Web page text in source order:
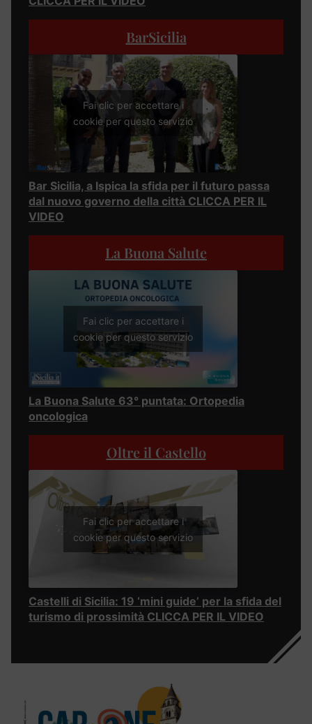
BarSicilia
Fai clic per accettare i
cookie per questo servizio
Bar Sicilia, a Ispica la sfida per il futuro passa
dal nuovo governo della città CLICCA PER IL
VIDEO
La Buona Salute
Fai clic per accettare i
cookie per questo servizio
La Buona Salute 63° puntata: Ortopedia
oncologica
Oltre il Castello
Fai clic per accettare i
cookie per questo servizio
Castelli di Sicilia: 19 ‘mini guide’ per la sfida del
turismo di prossimità CLICCA PER IL VIDEO